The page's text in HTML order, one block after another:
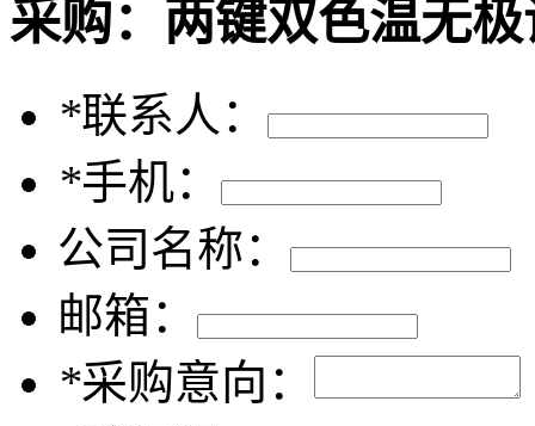
采购： 两键双色温无
*联系人：
*手机：
公司名称：
邮箱：
*采购意向：